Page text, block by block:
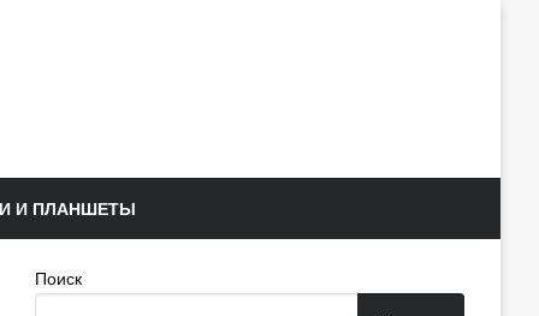
И ПЛАНШЕТЫ
Поиск